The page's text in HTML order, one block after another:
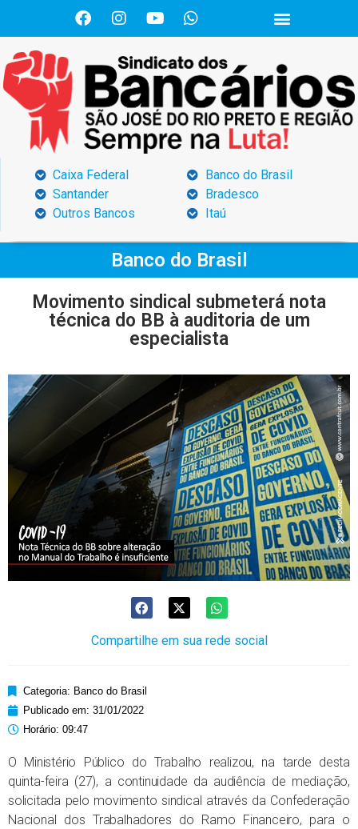
Caixa Federal
Santander
Outros Bancos
Banco do Brasil
Bradesco
Itaú
Banco do Brasil
Movimento sindical submeterá nota
técnica do BB à auditoria de um
especialista
Compartilhe em sua rede social
Categoria: Banco do Brasil
Publicado em: 31/01/2022
Horário: 09:47
O Ministério Público do Trabalho realizou, na tarde desta
quinta-feira (27), a continuidade da audiência de mediação,
solicitada pelo movimento sindical através da Confederação
Nacional dos Trabalhadores do Ramo Financeiro, para o